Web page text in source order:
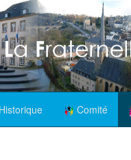
Historique Comité